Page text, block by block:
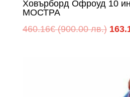
Ховърборд Офроуд 10
МОСТРА
460.16€ (900.00 лв.)